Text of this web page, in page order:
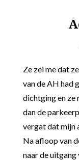
Ze zei me dat
van de AH had
dichtging en ze
dan de
vergat dat mijn
Na afloop van
naar de